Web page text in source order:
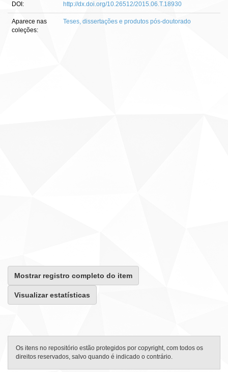
DOI: http://dx.doi.org/10.26512/2015.06.T.18930
Aparece nas
coleções:
Teses, dissertações e produtos pós-doutorado
Mostrar registro completo do item
Visualizar estatísticas
Os itens no repositório estão protegidos por copyright, com todos os
direitos reservados, salvo quando é indicado o contrário.